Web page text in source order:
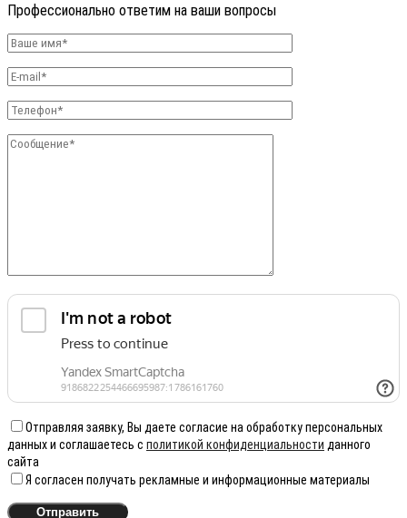
Профессионально ответим на ваши вопросы
Отправляя заявку, Вы даете согласие на обработку персональных
данных и соглашаетесь с политикой конфиденциальности данного
сайта
Я согласен получать рекламные и информационные материалы